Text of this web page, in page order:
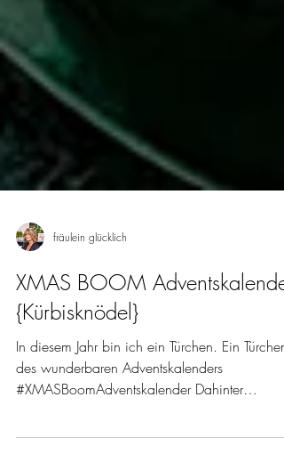
fräulein glücklich
XMAS BOOM Adventskalender
{Kürbisknödel}
In diesem Jahr bin ich ein Türchen. Ein Türchen
#XMASBoomAdventskalender Dahinter